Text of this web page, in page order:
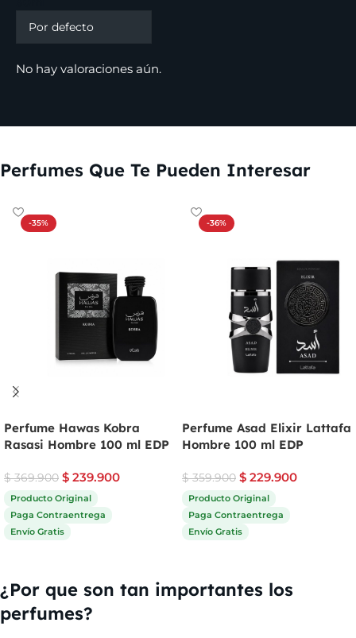
No hay valoraciones aún.
Perfumes Que Te Pueden Interesar
-35%
Perfume Hawas Kobra
Rasasi Hombre 100 ml EDP
$369.900 $ 239.900
Producto Original
Paga Contraentrega
Envío Gratis
-36%
Perfume Asad Elixir Lattafa
Hombre 100 ml EDP
$359.900 $ 229.900
Producto Original
Paga Contraentrega
Envío Gratis
¿Por que son tan importantes los
perfumes?